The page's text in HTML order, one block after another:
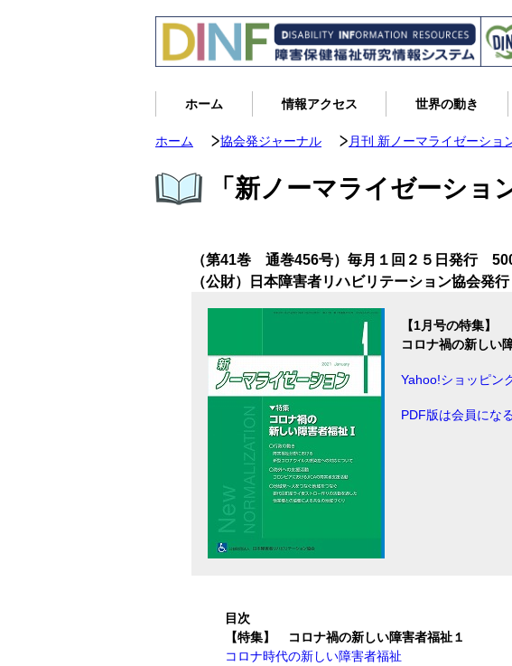
ホーム 情報アクセス 世界の動き
ホーム 協会発ジャーナル 月刊 新ノーマライゼーショ
「新ノーマライゼーショ
（第41巻 通巻456号）毎月１回２５日発行
（公財）日本障害者リハビリテーション協会発行
【1月号の特集】
コロナ禍の新しい
Yahoo!ショッピン
PDF版は会員にな
目次
【特集】 コロナ禍の新しい障害者福祉１
コロナ時代の新しい障害者福祉